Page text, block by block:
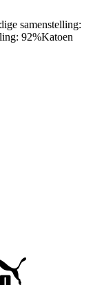
samenstelling:
92%Katoen